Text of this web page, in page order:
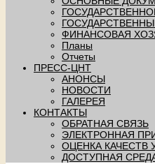
ФИНАНСОВАЯ
Планы
Отчеты
ПРЕСС-ЦНТ
АНОНСЫ
НОВОСТИ
ГАЛЕРЕЯ
КОНТАКТЫ
ОБРАТНАЯ СВЯЗЬ
ЭЛЕКТРОННАЯ
ОЦЕНКА КАЧЕСТВ
ДОСТУПНАЯ